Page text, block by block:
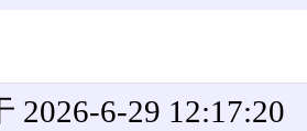
2026-6-29 12:17:20